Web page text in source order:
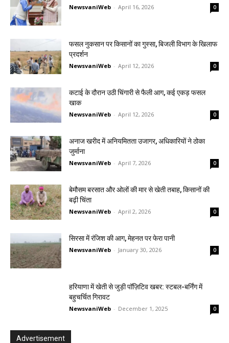
NewsvaniWeb - April 16, 2026 0
फसल नुकसान पर किसानों का गुस्सा, बिजली विभाग के खिलाफ
प्रदर्शन
NewsvaniWeb - April 12, 2026 0
कटाई के दौरान उठी चिंगारी से फैली आग, कई एकड़ फसल
खाक
NewsvaniWeb - April 12, 2026 0
अनाज खरीद में अनियमितता उजागर, अधिकारियों ने ठोका
जुर्माना
NewsvaniWeb - April 7, 2026 0
बेमौसम बरसात और ओलों की मार से खेती तबाह, किसानों की
बढ़ी चिंता
NewsvaniWeb - April 2, 2026 0
सिरसा में रंजिश की आग, मेहनत पर फेरा पानी
NewsvaniWeb - January 30, 2026 0
हरियाणा में खेती से जुड़ी पॉज़िटिव खबर: स्टबल-बर्निंग में
बहुचर्चित गिरावट
NewsvaniWeb - December 1, 2025 0
Advertisement